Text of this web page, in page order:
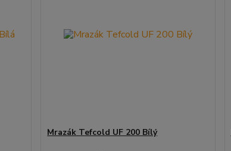
Mrazák Tefcold UF 200 Bílý